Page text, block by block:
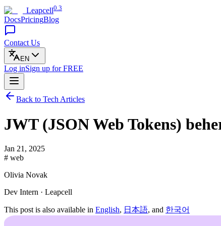
Leapcell0.3
DocsPricingBlog
Contact Us
EN
Log inSign up for FREE
Back to Tech Articles
JWT (JSON Web Tokens)
Jan 21, 2025
# web
Olivia Novak
Dev Intern · Leapcell
This post is also available in English, 日本語, and 한국어